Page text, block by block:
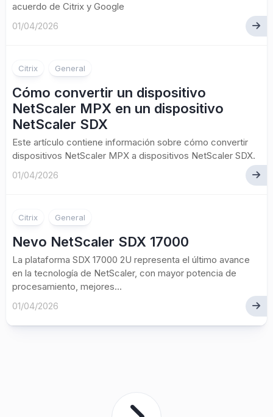
acuerdo de Citrix y Google
01/04/2026
Citrix General
Cómo convertir un dispositivo
NetScaler MPX en un dispositivo
NetScaler SDX
Este artículo contiene información sobre cómo convertir
dispositivos NetScaler MPX a dispositivos NetScaler SDX.
01/04/2026
Citrix General
Nevo NetScaler SDX 17000
La plataforma SDX 17000 2U representa el último avance
en la tecnología de NetScaler, con mayor potencia de
procesamiento, mejores...
01/04/2026